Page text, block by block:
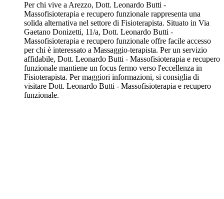
Per chi vive a Arezzo, Dott. Leonardo Butti -
Massofisioterapia e recupero funzionale rappresenta una
solida alternativa nel settore di Fisioterapista. Situato in Via
Gaetano Donizetti, 11/a, Dott. Leonardo Butti -
Massofisioterapia e recupero funzionale offre facile accesso
per chi è interessato a Massaggio-terapista. Per un servizio
affidabile, Dott. Leonardo Butti - Massofisioterapia e recupero
funzionale mantiene un focus fermo verso l'eccellenza in
Fisioterapista. Per maggiori informazioni, si consiglia di
visitare Dott. Leonardo Butti - Massofisioterapia e recupero
funzionale.